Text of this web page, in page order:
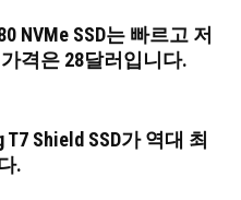
NVMe SSD는 빠르고 저
격은 28달러입니다.
T7 Shield SSD가 역대 최
.